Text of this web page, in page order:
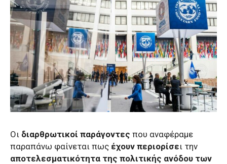
Οι διαρθρωτικοί παράγοντες που αναφέραμε
παραπάνω φαίνεται πως έχουν περιορίσει την
αποτελεσματικότητα της πολιτικής ανόδου των